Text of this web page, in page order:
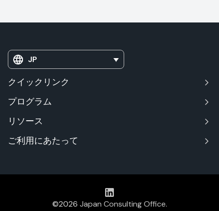
JP
クイックリンク
プログラム
リソース
ご利用にあたって
©2026 Japan Consulting Office.